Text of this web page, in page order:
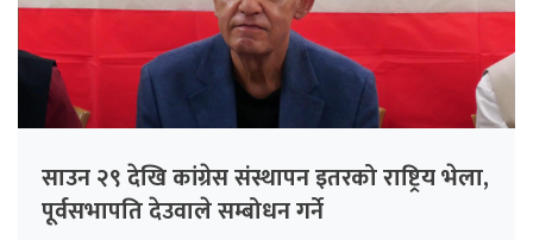
साउन २९ देखि कांग्रेस संस्थापन इतरको राष्ट्रिय भेला,
पूर्वसभापति देउवाले सम्बोधन गर्ने